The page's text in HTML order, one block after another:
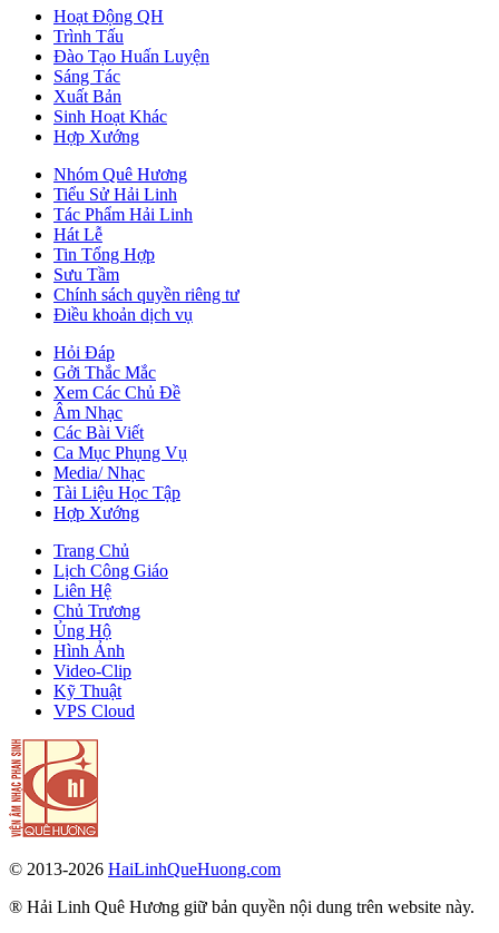
Hoạt Động QH
Trình Tấu
Đào Tạo Huấn Luyện
Sáng Tác
Xuất Bản
Sinh Hoạt Khác
Hợp Xướng
Nhóm Quê Hương
Tiểu Sử Hải Linh
Tác Phẩm Hải Linh
Hát Lễ
Tin Tổng Hợp
Sưu Tầm
Chính sách quyền riêng tư
Điều khoản dịch vụ
Hỏi Đáp
Gởi Thắc Mắc
Xem Các Chủ Đề
Âm Nhạc
Các Bài Viết
Ca Mục Phụng Vụ
Media/ Nhạc
Tài Liệu Học Tập
Hợp Xướng
Trang Chủ
Lịch Công Giáo
Liên Hệ
Chủ Trương
Ủng Hộ
Hình Ảnh
Video-Clip
Kỹ Thuật
VPS Cloud
© 2013-2026 HaiLinhQueHuong.com
® Hải Linh Quê Hương giữ bản quyền nội dung trên website này.